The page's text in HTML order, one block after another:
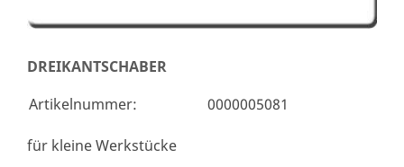
DREIKANTSCHABER
Artikelnummer:
0000005081
für kleine Werkstücke